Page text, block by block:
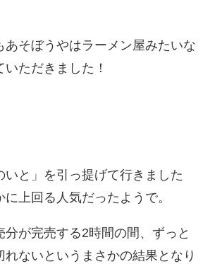
あそぼうやはラーメン屋みたいな
ただきました！
いと」を引っ提げて行きました
上回る人気だったようで。
分が完売する2時間の間、ずっと
れないというまさかの結果となり